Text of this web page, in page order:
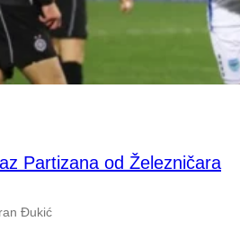
Partizana od Železničara
Đukić